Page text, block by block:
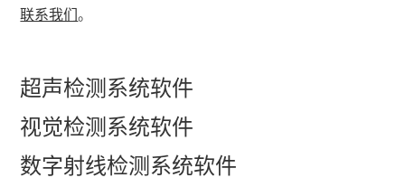
联系我们。
超声检测系统软件
视觉检测系统软件
数字射线检测系统软件